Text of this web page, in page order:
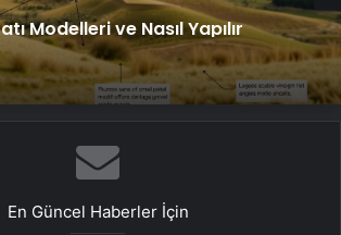
Modelleri ve Nasıl Yapılır
En Güncel Haberler İçin